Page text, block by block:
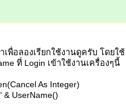
เพื่อลองเรียกใช้งานดูครับ โดยใช้
ที่ Login เข้าใช้งานเครื่องๆนี้
As Integer)
& UserName()